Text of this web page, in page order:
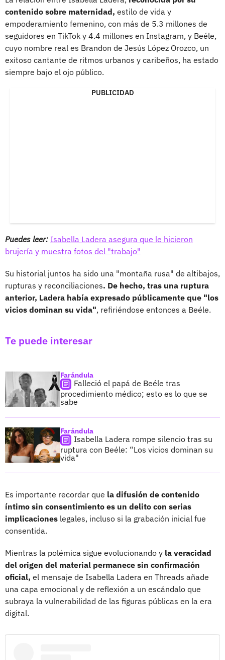
contenido sobre maternidad, estilo de vida y
empoderamiento femenino, con más de 5.3 millones de
seguidores en TikTok y 4.4 millones en Instagram, y Beéle,
cuyo nombre real es Brandon de Jesús López Orozco, un
exitoso cantante de ritmos urbanos y caribeños, ha estado
siempre bajo el ojo público.
PUBLICIDAD
Puedes leer: Isabella Ladera asegura que le hicieron
brujería y muestra fotos del "trabajo"
Su historial juntos ha sido una "montaña rusa" de altibajos,
rupturas y reconciliaciones. De hecho, tras una ruptura
anterior, Ladera había expresado públicamente que "los
vicios dominan su vida", refiriéndose entonces a Beéle.
Te puede interesar
Farándula
Falleció el papá de Beéle tras
procedimiento médico; esto es lo que se
sabe
Farándula
Isabella Ladera rompe silencio tras su
ruptura con Beéle: “Los vicios dominan su
vida"
Es importante recordar que la difusión de contenido
íntimo sin consentimiento es un delito con serias
implicaciones legales, incluso si la grabación inicial fue
consentida.
Mientras la polémica sigue evolucionando y la veracidad
del origen del material permanece sin confirmación
oficial, el mensaje de Isabella Ladera en Threads añade
una capa emocional y de reflexión a un escándalo que
subraya la vulnerabilidad de las figuras públicas en la era
digital.